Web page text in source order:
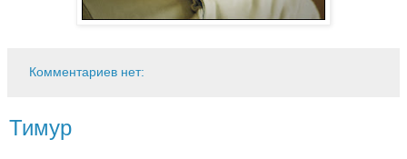
Комментариев нет:
Тимур